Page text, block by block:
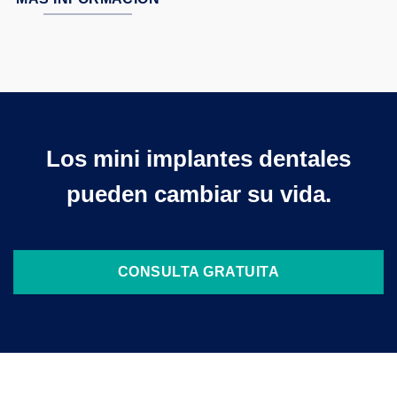
Los mini implantes dentales
pueden cambiar su vida.
CONSULTA GRATUITA